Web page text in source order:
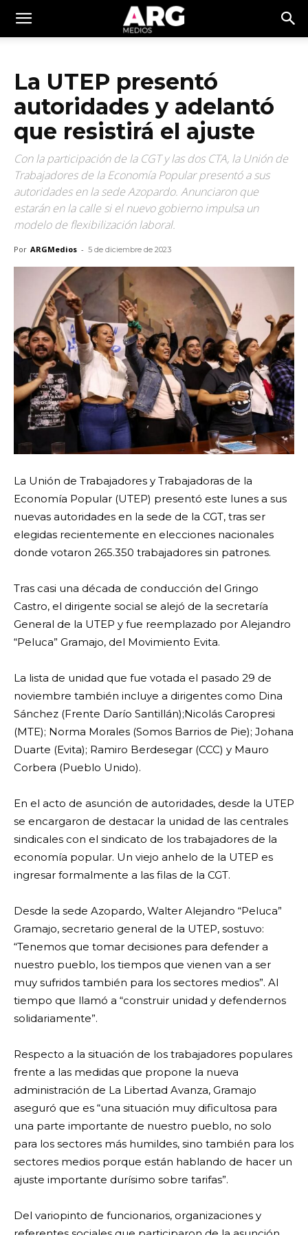
La UTEP presentó
autoridades y adelantó
que resistirá el ajuste
Con la participación de la CGT y las dos CTA, la Unión de
Trabajadores de la Economía Popular presentó a sus
autoridades en la sede Azopardo. Anunciaron que
estarán en la calle si el nuevo gobierno impulsa un
modelo de flexibilización laboral.
Por ARGMedios - 5 de diciembre de 2023
La Unión de Trabajadores y Trabajadoras de la
Economía Popular (UTEP) presentó este lunes a sus
nuevas autoridades en la sede de la CGT, tras ser
elegidas recientemente en elecciones nacionales
donde votaron 265.350 trabajadores sin patrones.
Tras casi una década de conducción del Gringo
Castro, el dirigente social se alejó de la secretaría
General de la UTEP y fue reemplazado por Alejandro
“Peluca” Gramajo, del Movimiento Evita.
La lista de unidad que fue votada el pasado 29 de
noviembre también incluye a dirigentes como Dina
Sánchez (Frente Darío Santillán);Nicolás Caropresi
(MTE); Norma Morales (Somos Barrios de Pie); Johana
Duarte (Evita); Ramiro Berdesegar (CCC) y Mauro
Corbera (Pueblo Unido).
En el acto de asunción de autoridades, desde la UTEP
se encargaron de destacar la unidad de las centrales
sindicales con el sindicato de los trabajadores de la
economía popular. Un viejo anhelo de la UTEP es
ingresar formalmente a las filas de la CGT.
Desde la sede Azopardo, Walter Alejandro “Peluca”
Gramajo, secretario general de la UTEP, sostuvo:
“Tenemos que tomar decisiones para defender a
nuestro pueblo, los tiempos que vienen van a ser
muy sufridos también para los sectores medios”. Al
tiempo que llamó a “construir unidad y defendernos
solidariamente”.
Respecto a la situación de los trabajadores populares
frente a las medidas que propone la nueva
administración de La Libertad Avanza, Gramajo
aseguró que es “una situación muy dificultosa para
una parte importante de nuestro pueblo, no solo
para los sectores más humildes, sino también para los
sectores medios porque están hablando de hacer un
ajuste importante durísimo sobre tarifas”.
Del variopinto de funcionarios, organizaciones y